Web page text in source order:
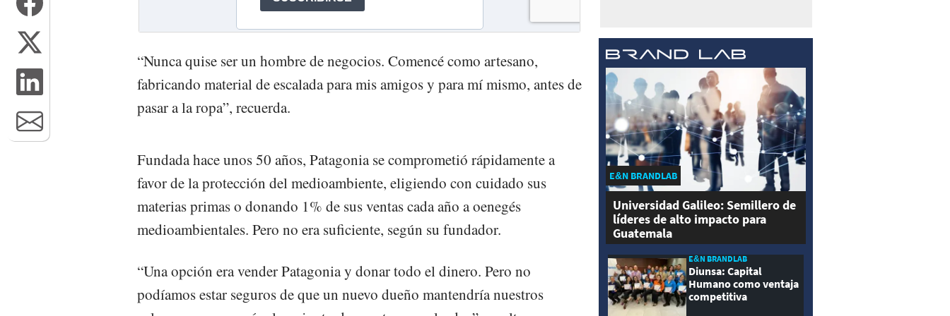
“Nunca quise ser un hombre de negocios. Comencé como artesano,
fabricando material de escalada para mis amigos y para mí mismo, antes de
pasar a la ropa”, recuerda.
Fundada hace unos 50 años, Patagonia se comprometió rápidamente a
favor de la protección del medioambiente, eligiendo con cuidado sus
materias primas o donando 1% de sus ventas cada año a oenegés
medioambientales. Pero no era suficiente, según su fundador.
“Una opción era vender Patagonia y donar todo el dinero. Pero no
podíamos estar seguros de que un nuevo dueño mantendría nuestros
E&N BRANDLAB
Universidad Galileo: Semillero de
líderes de alto impacto para
Guatemala
E&N BRANDLAB
Diunsa: Capital
Humano como ventaja
competitiva